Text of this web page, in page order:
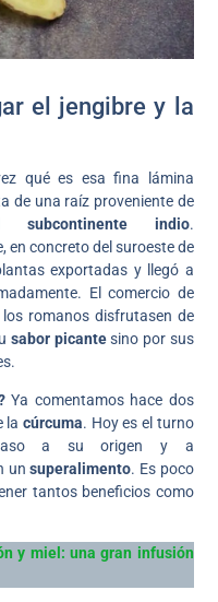
el jengibre y la
qué es esa fina lámina
de una raíz proveniente de
subcontinente indio.
en concreto del suroeste de
exportadas y llegó a
El comercio de
romanos disfrutasen de
sabor picantesino por sus
Ya comentamos hace dos
lacúrcuma. Hoy es el turno
a su origen y a
unsuperalimento. Es poco
tantos beneficios como
y miel: una gran infusión